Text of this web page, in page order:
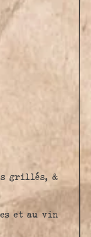
grillés, &
et au vin